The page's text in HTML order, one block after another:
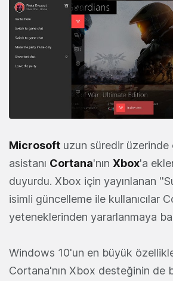
Microsoft uzun süredir üzerinde
asistanı Cortana'nın Xbox'a
duyurdu. Xbox için yayınlanan
isimli güncelleme ile kullanıcılar
yeteneklerinden yararlanmaya
Windows 10'un en büyük
Cortana'nın Xbox desteğinin de